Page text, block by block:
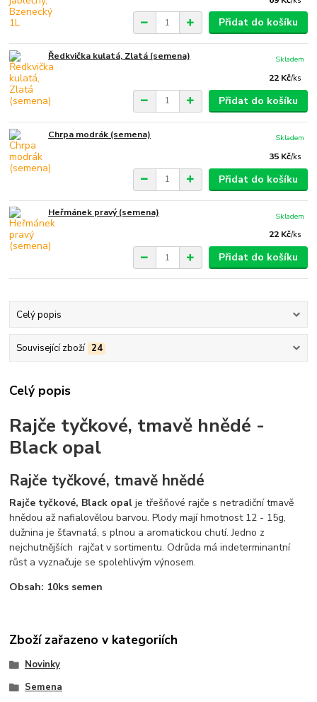
Přidat do košíku
Ředkvička kulatá, Zlatá (semena)
22 Kč/ks
Skladem
Přidat do košíku
Chrpa modrák (semena)
35 Kč/ks
Skladem
Přidat do košíku
Heřmánek pravý (semena)
22 Kč/ks
Skladem
Přidat do košíku
Celý popis
Související zboží 24
Celý popis
Rajče tyčkové, tmavě hnědé -
Black opal
Rajče tyčkové, tmavě hnědé
Rajče tyčkové, Black opal je třešňové rajče s netradiční tmavě
hnědou až nafialovělou barvou. Plody mají hmotnost 12 - 15g,
dužnina je šťavnatá, s plnou a aromatickou chutí. Jedno z
nejchutnějších rajčat v sortimentu. Odrůda má indeterminantní
růst a vyznačuje se spolehlivým výnosem.
Obsah: 10ks semen
Zboží zařazeno v kategoriích
Novinky
Semena